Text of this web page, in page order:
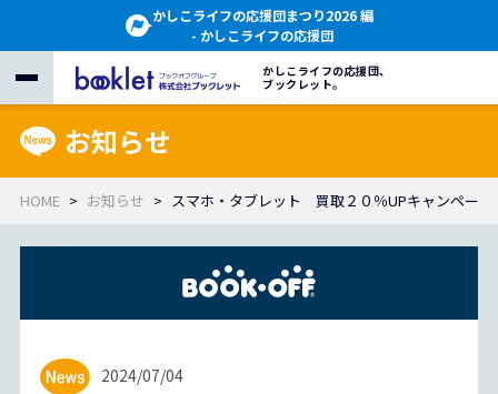
かしこライフの応援団まつり2026 編
- かしこライフの応援団
かしこライフの応援団、
ブックレット。
お知らせ
HOME お知らせ スマホ・タブレット 買取２０％UPキャンペーン
2024/07/04